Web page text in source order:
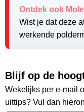
Ontdek ook
Wist je dat deze
werkende
Blijf op de
Wekelijks per e-mail
uittips? Vul dan